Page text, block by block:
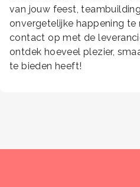
van jouw feest,
onvergetelijke happening te
contact op met de
ontdek hoeveel plezier,
te bieden heeft!